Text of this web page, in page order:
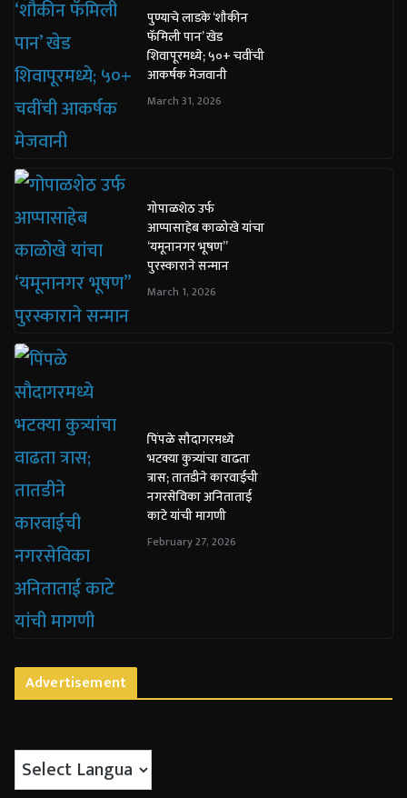
पुण्याचे लाडके ‘शौकीन
फॅमिली पान’ खेड
शिवापूरमध्ये; ५०+ चवींची
आकर्षक मेजवानी
March 31, 2026
गोपाळशेठ उर्फ
आप्पासाहेब काळोखे यांचा
‘यमूनानगर भूषण”
पुरस्काराने सन्मान
March 1, 2026
पिंपळे सौदागरमध्ये
भटक्या कुत्र्यांचा वाढता
त्रास; तातडीने कारवाईची
नगरसेविका अनिताताई
काटे यांची मागणी
February 27, 2026
Advertisement